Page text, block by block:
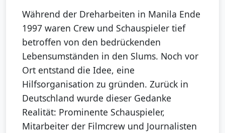
Während der Dreharbeiten in Manila Ende
1997 waren Crew und Schauspieler tief
betroffen von den bedrückenden
Lebensumständen in den Slums. Noch vor
Ort entstand die Idee, eine
Hilfsorganisation zu gründen. Zurück in
Deutschland wurde dieser Gedanke
Realität: Prominente Schauspieler,
Mitarbeiter der Filmcrew und Journalisten